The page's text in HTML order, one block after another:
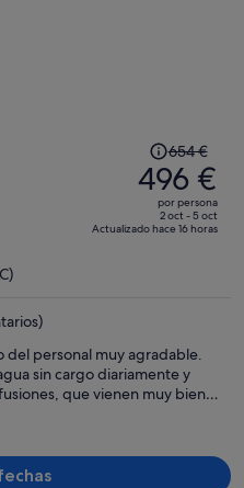
El
precio
era
654 €,
por
persona
654 €
496 €
por persona
2 oct - 5 oct
Actualizado hace 16 horas
del personal muy agradable.
sin cargo diariamente y
que vienen muy bien